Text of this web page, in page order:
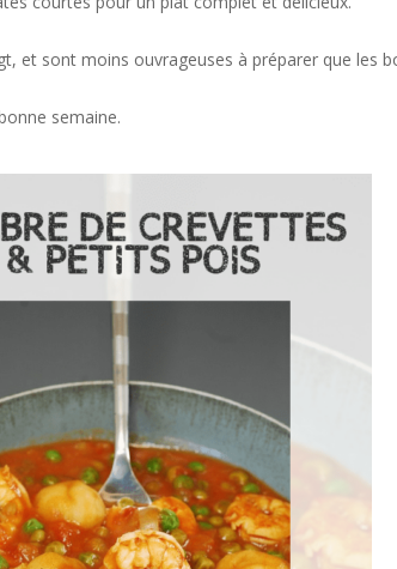
et sont moins ouvrageuses à préparer que les
semaine.